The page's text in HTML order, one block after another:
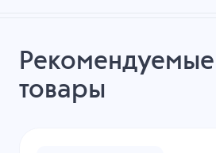
Рекомендуемые
товары